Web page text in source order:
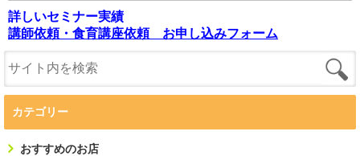
詳しいセミナー実績
講師依頼・食育講座依頼 お申し込みフォーム
カテゴリー
おすすめのお店